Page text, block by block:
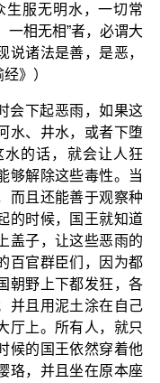
生服无明水，一切常
一相无相”者，必谓大
说诸法是善，是恶，
》）
会下起恶雨，如果这
水、井水，或者下堕
的话，就会让人狂
够解除这些毒性。当
而且还能善于观察种
的时候，国王就知道
盖子，让这些恶雨的
百官群臣们，因为都
朝野上下都发狂，各
并且用泥土涂在自己
厅上。所有人，就只
候的国王依然穿着他
珞，并且坐在原本座